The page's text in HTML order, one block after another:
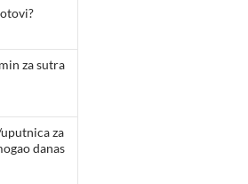
za sutra
za
danas